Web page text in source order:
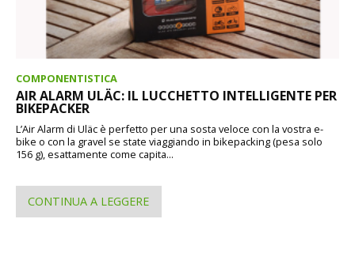
COMPONENTISTICA
AIR ALARM ULÄC: IL LUCCHETTO INTELLIGENTE PER
BIKEPACKER
L’Air Alarm di Uläc è perfetto per una sosta veloce con la vostra e-
bike o con la gravel se state viaggiando in bikepacking (pesa solo
156 g), esattamente come capita...
CONTINUA A LEGGERE